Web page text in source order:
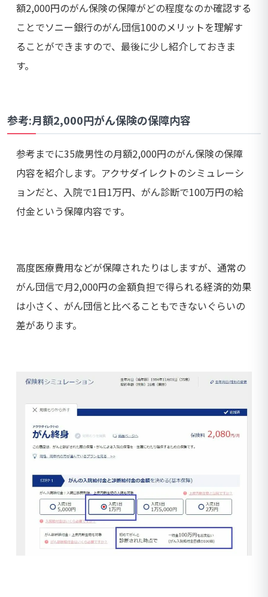
額2,000円のがん保険の保障がどの程度なのか確認する
ことでソニー銀行のがん団信100のメリットを理解す
ることができますので、最後に少し紹介しておきま
す。
参考:月額2,000円がん保険の保障内容
参考までに35歳男性の月額2,000円のがん保険の保障
内容を紹介します。アクサダイレクトのシミュレーシ
ョンだと、入院で1日1万円、がん診断で100万円の給
付金という保障内容です。
高度医療費用などが保障されたりはしますが、通常の
がん団信で月2,000円の金額負担で得られる経済的効果
は小さく、がん団信と比べることもできないぐらいの
差があります。